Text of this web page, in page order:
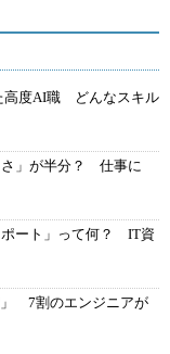
高度AI職 どんなスキル
さ」が半分？ 仕事に
ート」って何？ IT資
」 7割のエンジニアが